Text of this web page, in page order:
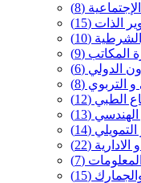
الإجتماعية (8)
الذات (15)
(10)
المكاتب (9)
الدولي (6)
و التربوي (8)
الطبي (12)
الهندسي (13)
(14)
الادارية (22)
(7)
(15)